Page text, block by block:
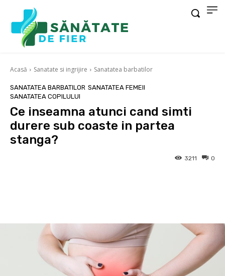
Acasă Sanatate si ingrijire Sanatatea barbatilor
SANATATEA BARBATILOR SANATATEA FEMEII
SANATATEA COPILULUI
Ce inseamna atunci cand simti
durere sub coaste in partea
stanga?
0
3211